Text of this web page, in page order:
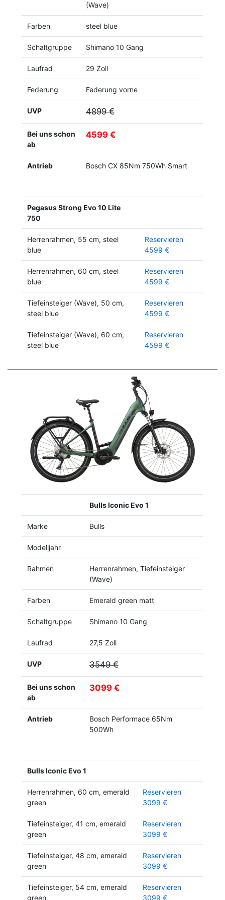
(Wave)
Farben steel blue
Schaltgruppe Shimano 10 Gang
Laufrad 29 Zoll
Federung Federung vorne
UVP 4899 €
Bei uns schon
ab
4599 €
Antrieb Bosch CX 85Nm 750Wh Smart
Pegasus Strong Evo 10 Lite
750
Herrenrahmen, 55 cm, steel
blue
Reservieren
4599 €
Herrenrahmen, 60 cm, steel
blue
Reservieren
4599 €
Tiefeinsteiger (Wave), 50 cm,
steel blue
Reservieren
4599 €
Tiefeinsteiger (Wave), 60 cm,
steel blue
Reservieren
4599 €
Previous
Bulls Iconic Evo 1
Marke Bulls
Modelljahr
Rahmen
Herrenrahmen, Tiefeinsteiger
(Wave)
Farben Emerald green matt
Schaltgruppe Shimano 10 Gang
Laufrad 27,5 Zoll
UVP 3549 €
Bei uns schon
ab
3099 €
Antrieb
Bosch Performace 65Nm
500Wh
Bulls Iconic Evo 1
Herrenrahmen, 60 cm, emerald
green
Reservieren
3099 €
Tiefeinsteiger, 41 cm, emerald
green
Reservieren
3099 €
Tiefeinsteiger, 48 cm, emerald
green
Reservieren
3099 €
Tiefeinsteiger, 54 cm, emerald
green
Reservieren
3099 €